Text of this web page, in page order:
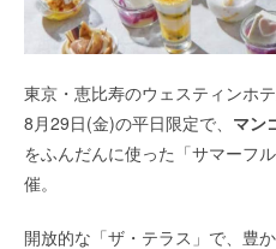
東京・恵比寿のウェスティンホ
8月29日(金)の平日限定で、 マン
をふんだんに使った「サマーフ
催。
開放的な「ザ・テラス」で、豊